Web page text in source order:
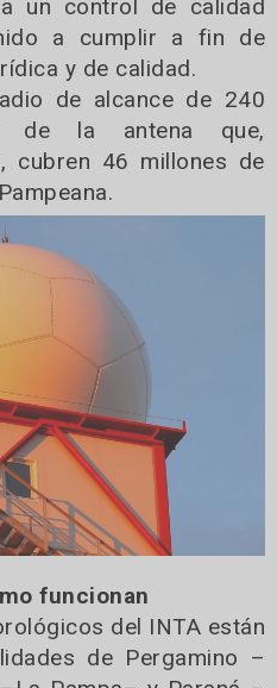
un control de calidad
a cumplir a fin de
y de calidad.
de alcance de 240
de la antena que,
cubren 46 millones de
funcionan
del INTA están
de Pergamino –